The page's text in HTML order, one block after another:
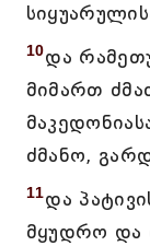
10და
მიმართ
ძმანო,
11და
მყუდრო და